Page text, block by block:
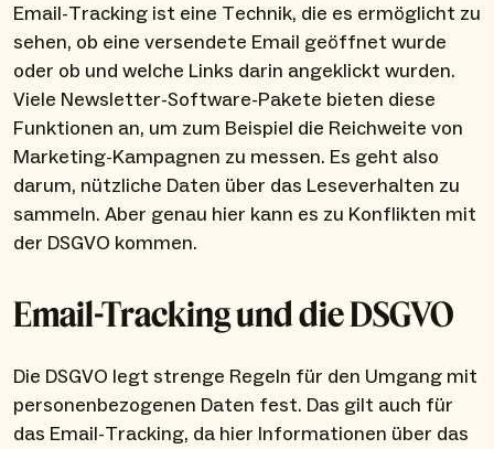
Email-Tracking ist eine Technik, die es ermöglicht zu
sehen, ob eine versendete Email geöffnet wurde
oder ob und welche Links darin angeklickt wurden.
Viele Newsletter-Software-Pakete bieten diese
Funktionen an, um zum Beispiel die Reichweite von
Marketing-Kampagnen zu messen. Es geht also
darum, nützliche Daten über das Leseverhalten zu
sammeln. Aber genau hier kann es zu Konflikten mit
der DSGVO kommen.
Email-Tracking und die DSGVO
Die DSGVO legt strenge Regeln für den Umgang mit
personenbezogenen Daten fest. Das gilt auch für
das Email-Tracking, da hier Informationen über das